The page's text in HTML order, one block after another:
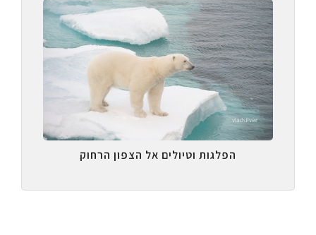
הפלגות וטיולים אל הצפון הרחוק